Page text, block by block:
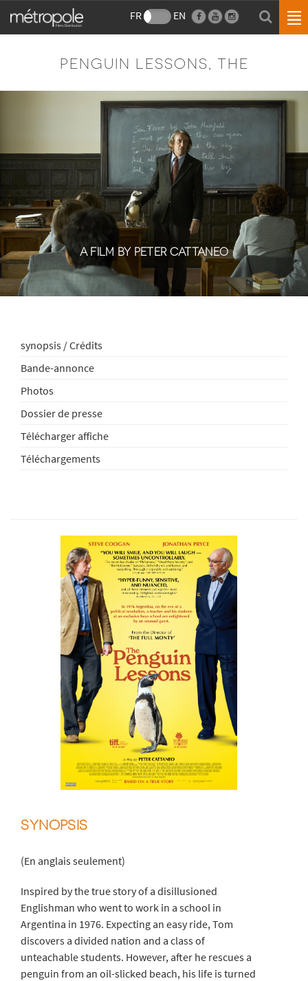
FR EN
PENGUIN LESSONS, THE
A FILM BY PETER CATTANEO
synopsis / Crédits
Bande-annonce
Photos
Dossier de presse
Télécharger affiche
Téléchargements
SYNOPSIS
(En anglais seulement)
Inspired by the true story of a disillusioned
Englishman who went to work in a school in
Argentina in 1976. Expecting an easy ride, Tom
discovers a divided nation and a class of
unteachable students. However, after he rescues a
penguin from an oil-slicked beach, his life is turned